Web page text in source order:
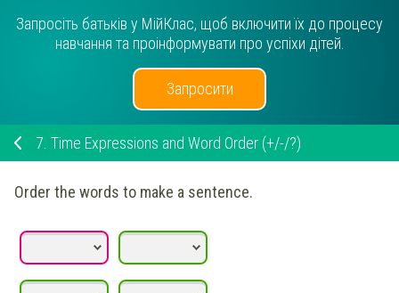
Запросіть батьків у МійКлас, щоб включити їх до процесу
навчання та проінформувати про успіхи дітей.
Запросити
7. Time Expressions and Word Order (+/-/?)
Order the words to make a sentence.